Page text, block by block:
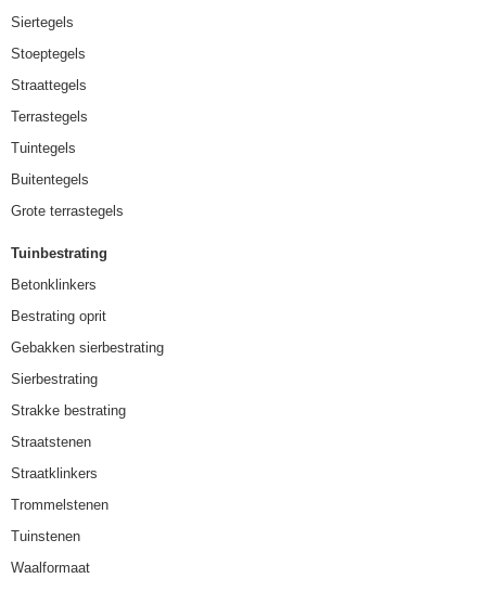
Siertegels
Stoeptegels
Straattegels
Terrastegels
Tuintegels
Buitentegels
Grote terrastegels
Tuinbestrating
Betonklinkers
Bestrating oprit
Gebakken sierbestrating
Sierbestrating
Strakke bestrating
Straatstenen
Straatklinkers
Trommelstenen
Tuinstenen
Waalformaat